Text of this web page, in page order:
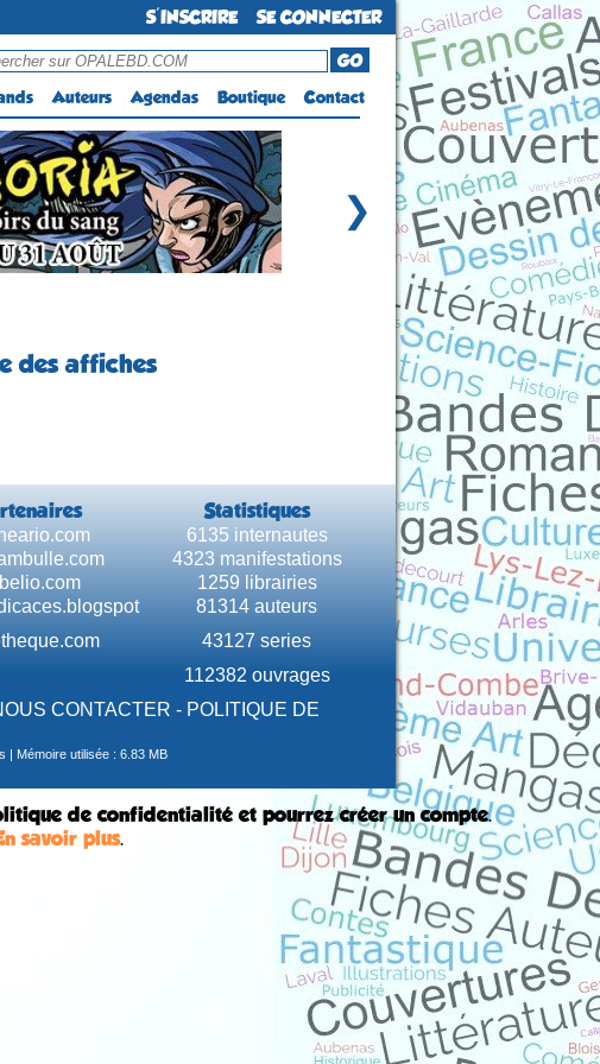
S'INSCRIRE
SE CONNECTER
GO
Auteurs Agendas Boutique Contact
❯
des affiches
Statistiques
6135 internautes
4323 manifestations
1259 librairies
81314 auteurs
43127 series
112382 ouvrages
CONTACTER - POLITIQUE DE
| Mémoire utilisée : 6.83 MB
de confidentialité et pourrez créer un compte.
savoir plus.